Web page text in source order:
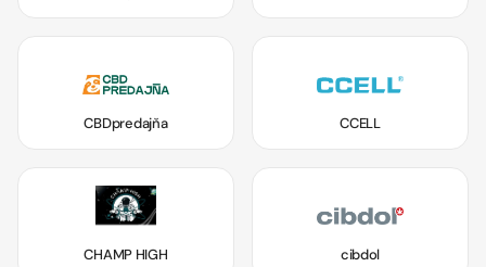
CBDpredajňa CCELL
CHAMP HIGH cibdol